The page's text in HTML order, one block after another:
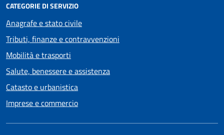
CATEGORIE DI SERVIZIO
Anagrafe e stato civile
Tributi, finanze e contravvenzioni
Mobilità e trasporti
Salute, benessere e assistenza
Catasto e urbanistica
Imprese e commercio